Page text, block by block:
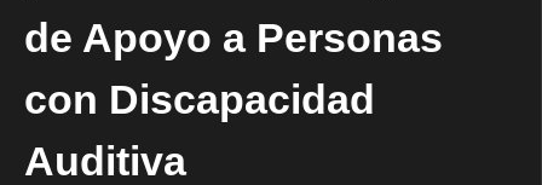
de Apoyo a Personas
con Discapacidad
Auditiva